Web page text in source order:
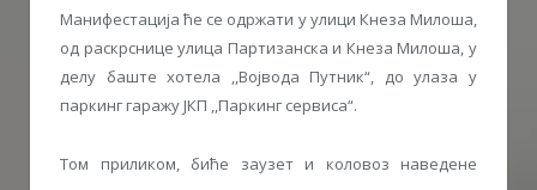
Манифестација ће се одржати у улици Кнеза Милоша,
од раскрснице улица Партизанска и Кнеза Милоша, у
делу баште хотела ,,Војвода Путник“, до улаза у
паркинг гаражу ЈКП ,,Паркинг сервиса“.
Том приликом, биће заузет и коловоз наведене